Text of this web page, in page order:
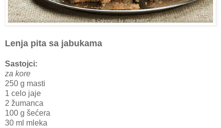
Lenja pita sa jabukama
Sastojci:
za kore
250 g masti
1 celo jaje
2 žumanca
100 g šećera
30 ml mleka